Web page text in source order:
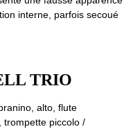
interne, parfois secoué
TRIO
alto, flute
trompette piccolo /